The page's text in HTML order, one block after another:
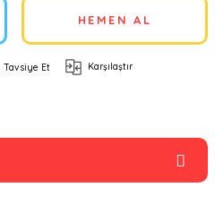
HEMEN AL
Tavsiye Et Karşılaştır